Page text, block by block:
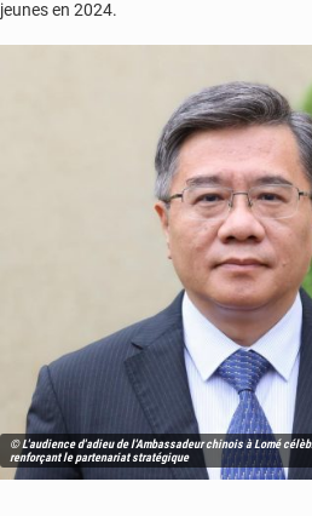
jeunes en 2024.
© L'audience d'adieu de l'Ambassadeur chinois à Lomé
renforçant le partenariat stratégique